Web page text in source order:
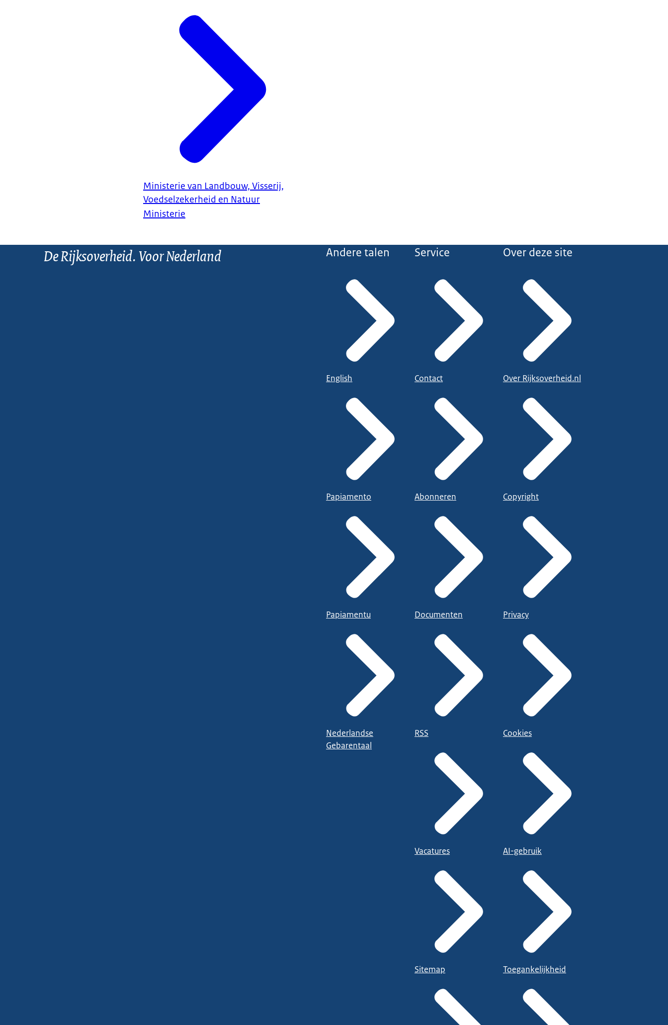
Ministerie van Landbouw, Visserij,
Voedselzekerheid en Natuur
Ministerie
De Rijksoverheid. Voor Nederland Andere talen
English
Papiamento
Papiamentu
Nederlandse
Gebarentaal
Service
Contact
Abonneren
Documenten
RSS
Vacatures
Sitemap
Over deze site
Over Rijksoverheid.nl
Copyright
Privacy
Cookies
AI-gebruik
Toegankelijkheid